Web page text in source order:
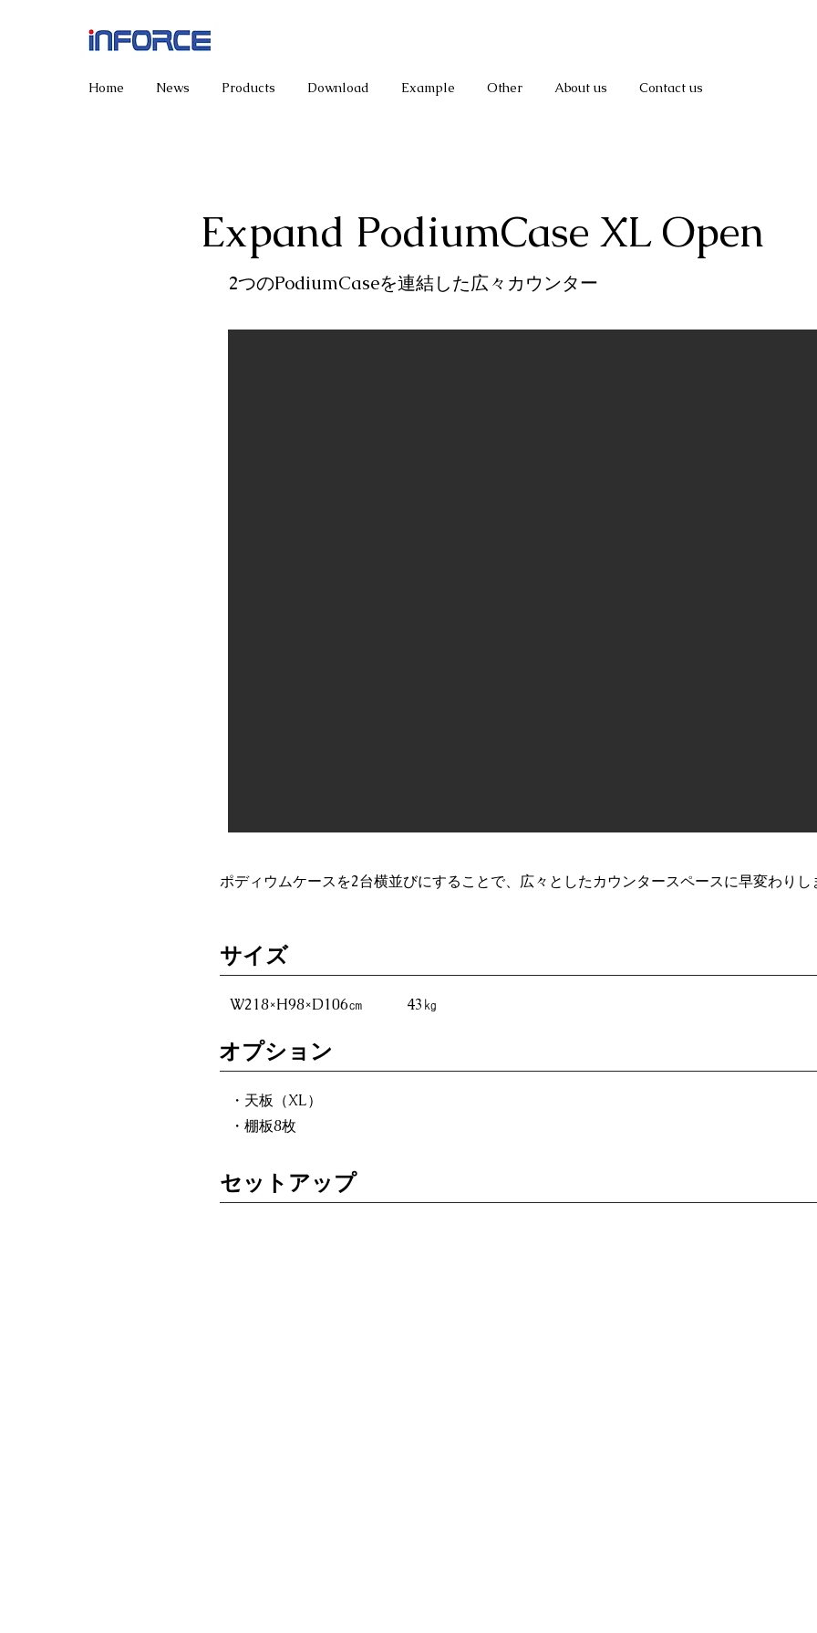
Home News Products Download Example Other About us Contact us
Expand PodiumCase XL Open
2つのPodiumCaseを連結した広々カウンター
ポディウムケースを2台横並びにすることで、広々としたカウンタースペースに早変わりし
​サイズ
W218×H98×D106㎝ 43㎏
オプション
・天板（XL）
・棚板8枚
セットアップ